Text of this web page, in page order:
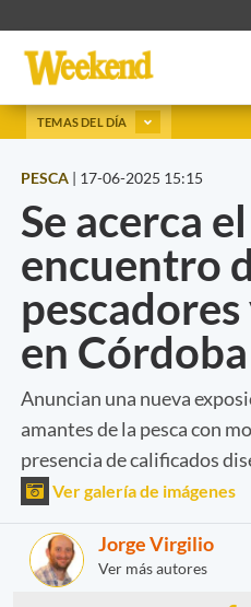
TEMAS DEL DÍA
PESCA | 17-06-2025 15:15
Se acerca
encuentro
en Córdoba
Anuncian una nueva
amantes de la pesca con
presencia de calificados
Ver galería de imágenes
Jorge Virgilio
Ver más autores